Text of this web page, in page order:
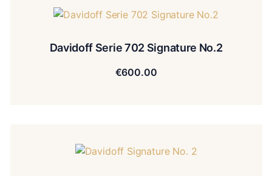
Davidoff Serie 702 Signature No.2
€600.00